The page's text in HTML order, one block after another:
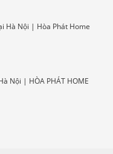
Hà Nội | Hòa Phát Home
Nội | HÒA PHÁT HOME